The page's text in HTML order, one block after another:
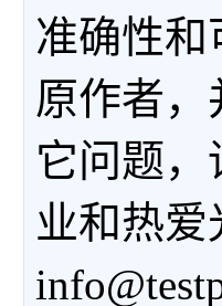
准确性
原作者
它问题
业和热